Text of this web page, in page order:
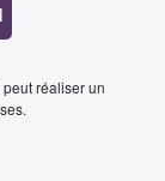
réaliser un